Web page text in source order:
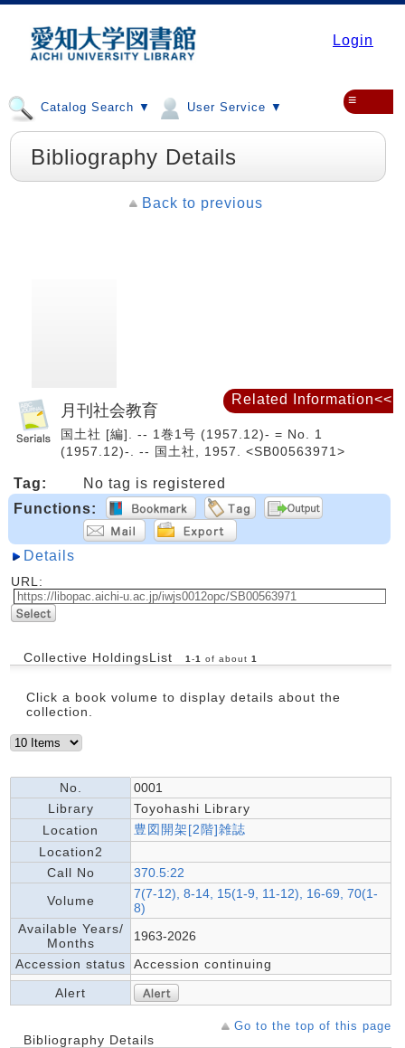
Login
Catalog Search ▼ User Service ▼ ≡
Bibliography Details
Back to previous
月刊社会教育
国土社 [編]. -- 1巻1号 (1957.12)- = No. 1
(1957.12)-. -- 国土社, 1957. <SB00563971>
Tag:
No tag is registered
Functions:
Details
URL:
Collective HoldingsList 1 -1 of about 1
Click a book volume to display details about the
collection.
No.
0001
Library
Toyohashi Library
Location
豊図開架[2階]雑誌
Location2
Call No
370.5:22
Volume
7(7-12), 8-14, 15(1-9, 11-12), 16-69, 70(1-
8)
Available Years/
Months
1963-2026
Accession status
Accession continuing
Alert
Go to the top of this page
Bibliography Details
Related Information<<